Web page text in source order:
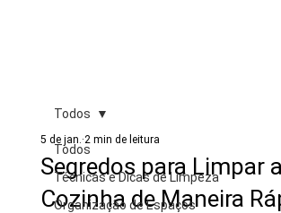
Todos
Técnicas e Dicas de Limpeza
Organização de Espaços
Todos
Segredos para Limpar a
Cozinha de Maneira
5 de jan. 2 min de leitura